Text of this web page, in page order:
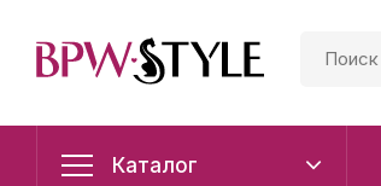
Каталог